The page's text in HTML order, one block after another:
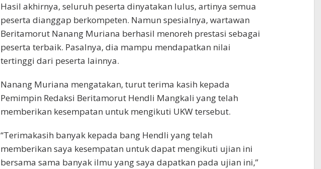
Hasil akhirnya, seluruh peserta dinyatakan lulus, artinya semua
peserta dianggap berkompeten. Namun spesialnya, wartawan
Beritamorut Nanang Muriana berhasil menoreh prestasi sebagai
peserta terbaik. Pasalnya, dia mampu mendapatkan nilai
tertinggi dari peserta lainnya.
Nanang Muriana mengatakan, turut terima kasih kepada
Pemimpin Redaksi Beritamorut Hendli Mangkali yang telah
memberikan kesempatan untuk mengikuti UKW tersebut.
“Terimakasih banyak kepada bang Hendli yang telah
memberikan saya kesempatan untuk dapat mengikuti ujian ini
bersama sama banyak ilmu yang saya dapatkan pada ujian ini,”